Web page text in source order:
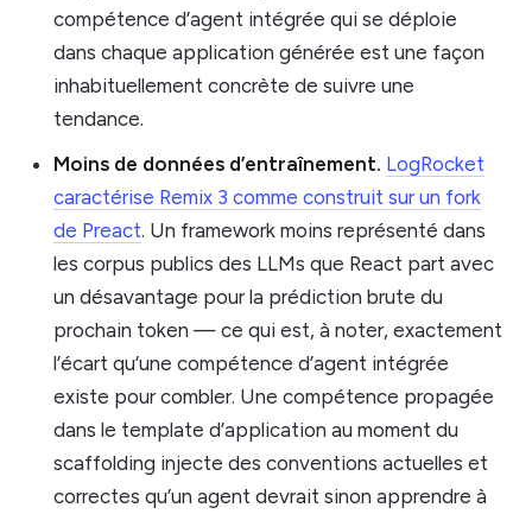
compétence d’agent intégrée qui se déploie
dans chaque application générée est une façon
inhabituellement concrète de suivre une
tendance.
Moins de données d’entraînement. LogRocket
caractérise Remix 3 comme construit sur un fork
de Preact. Un framework moins représenté dans
les corpus publics des LLMs que React part avec
un désavantage pour la prédiction brute du
prochain token — ce qui est, à noter, exactement
l’écart qu’une compétence d’agent intégrée
existe pour combler. Une compétence propagée
dans le template d’application au moment du
scaffolding injecte des conventions actuelles et
correctes qu’un agent devrait sinon apprendre à